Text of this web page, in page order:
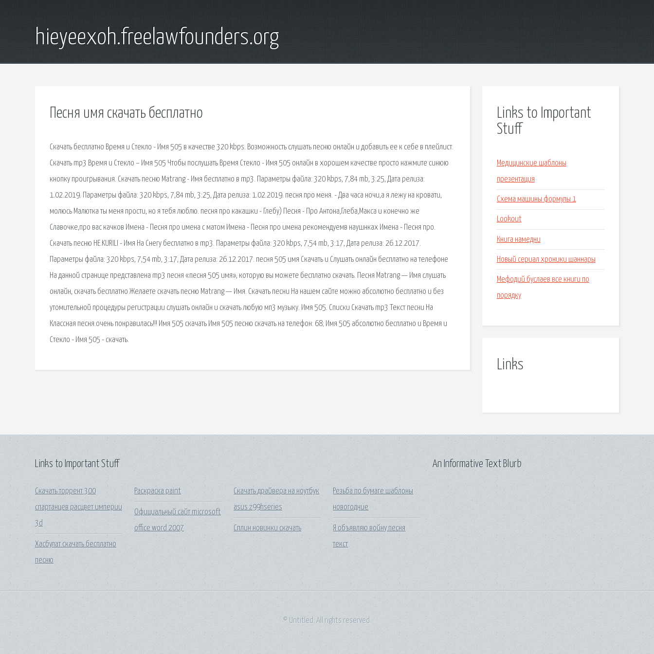
hieyeexoh.freelawfounders.org
Песня имя скачать бесплатно
Скачать бесплатно Время и Стекло - Имя 505 в качестве 320 kbps. Возможность слушать песню онлайн и добавить ее к себе в плейлист.
Скачать mp3 Время и Стекло – Имя 505 Чтобы послушать Время Стекло - Имя 505 онлайн в хорошем качестве просто нажмите синюю
кнопку проигрывания. Скачать песню Matrang - Имя бесплатно в mp3. Параметры файла: 320 kbps, 7,84 mb, 3:25, Дата релиза:
1.02.2019. Параметры файла: 320 kbps, 7,84 mb, 3:25, Дата релиза: 1.02.2019. песня про меня. - Два часа ночи,а я лежу на кровати,
молюсь Малютка ты меня прости, но я тебя люблю. песня про какашки - Глебу) Песня - Про Антона,Глеба,Макса и конечно же
Славочке,про вас качков Имена - Песня про имена с матом Имена - Песня про имена рекомендуемв наушнках Имена - Песня про.
Скачать песню НЕ.KURILI - Имя На Снегу бесплатно в mp3. Параметры файла: 320 kbps, 7,54 mb, 3:17, Дата релиза: 26.12.2017.
Параметры файла: 320 kbps, 7,54 mb, 3:17, Дата релиза: 26.12.2017. песня 505 имя Скачать и Слушать онлайн бесплатно на телефоне
На данной странице представлена mp3 песня «песня 505 имя», которую вы можете бесплатно скачать. Песня Matrang — Имя слушать
онлайн, скачать бесплатно Желаете скачать песню Matrang — Имя. Скачать песни На нашем сайте можно абсолютно бесплатно и без
утомительной процедуры регистрации слушать онлайн и скачать любую мп3 музыку. Имя 505. Списки Скачать mp3 Текст песни На
Классная песня.очень понравилась!!! Имя 505 скачать Имя 505 песню скачать на телефон: 68; Имя 505 абсолютно бесплатно и Время и
Стекло - Имя 505 - скачать.
Links to Important
Stuff
Медицинские шаблоны
презентация
Схема машины формулы 1
Lookout
Книга намедни
Новый сериал хроники шаннары
Мефодий буслаев все книги по
порядку
Links
Links to Important Stuff
Скачать торрент 300
спартанцев расцвет империи
3d
Хасбулат скачать бесплатно
песню
Раскраска paint
Официальный сайт microsoft
office word 2007
Скачать драйвера на ноутбук
asus z99hseries
Сплин новинки скачать
Резьба по бумаге шаблоны
новогодние
Я объявляю войну песня
текст
An Informative Text Blurb
© Untitled. All rights reserved.